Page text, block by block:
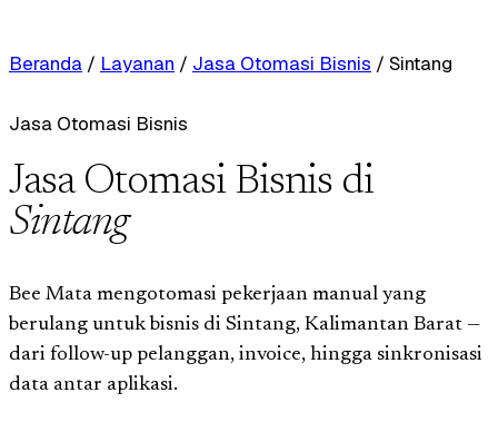
Beranda / Layanan / Jasa Otomasi Bisnis / Sintang
Jasa Otomasi Bisnis
Jasa Otomasi Bisnis di
Sintang
Bee Mata mengotomasi pekerjaan manual yang
berulang untuk bisnis di Sintang, Kalimantan Barat —
dari follow-up pelanggan, invoice, hingga sinkronisasi
data antar aplikasi.